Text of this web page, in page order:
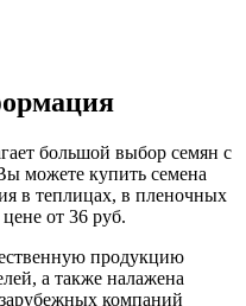
большой выбор семян с
можете купить семена
в теплицах, в пленочных
от 36 руб.
продукцию
а также налажена
компаний